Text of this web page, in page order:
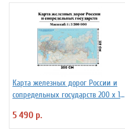
Карта железных дорог России и
сопредельных государств 200 х 119
5 490 р.